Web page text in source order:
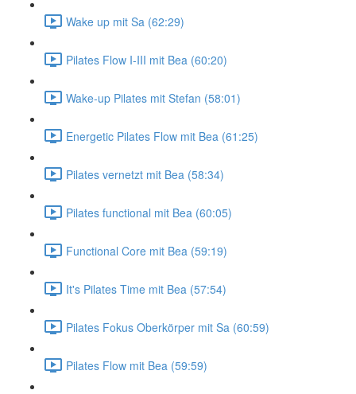
Wake up mit Sa (62:29)
Pilates Flow I-III mit Bea (60:20)
Wake-up Pilates mit Stefan (58:01)
Energetic Pilates Flow mit Bea (61:25)
Pilates vernetzt mit Bea (58:34)
Pilates functional mit Bea (60:05)
Functional Core mit Bea (59:19)
It's Pilates Time mit Bea (57:54)
Pilates Fokus Oberkörper mit Sa (60:59)
Pilates Flow mit Bea (59:59)